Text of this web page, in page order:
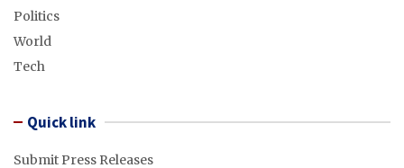
Politics
World
Tech
Quick link
Submit Press Releases